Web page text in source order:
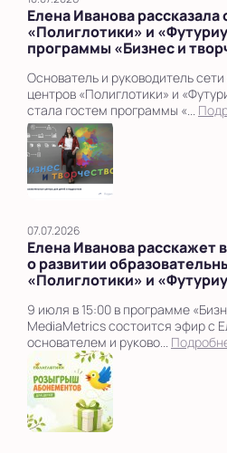
Елена Иванова рассказала
«Полиглотики» и
программы «Бизнес и
Основатель и руководитель
центров «Полиглотики» и
стала гостем программы «...
07.07.2026
Елена Иванова расскажет
о развитии
«Полиглотики» и
9 июля в 15:00 в программе
MediaMetrics состоится эфир с
основателем и руково...